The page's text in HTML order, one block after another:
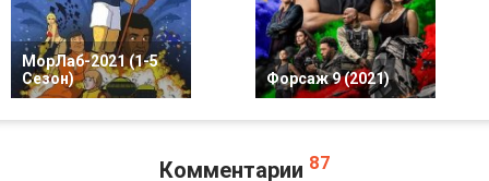
МорЛаб-2021 (1-5
Сезон)
Форсаж 9 (2021)
Комментарии 87